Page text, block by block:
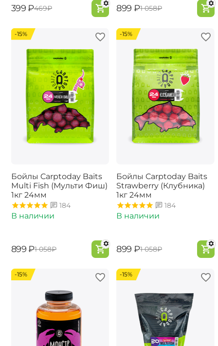
‍399‍ ₽‍469‍₽ ‍899‍ ₽‍1 058‍₽
-15%
Бойлы Carptoday Baits
Multi Fish (Мульти Фиш)
1кг 24мм
184
В наличии
‍899‍ ₽‍1 058‍₽
-15%
Бойлы Carptoday Baits
Strawberry (Клубника)
1кг 24мм
184
В наличии
‍899‍ ₽‍1 058‍₽
-15% -15%